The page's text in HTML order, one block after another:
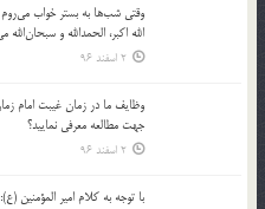
وقتي شب‌ها به بستر خواب مي‌روم
الله اكبر، الحمدالله و
2 اسفند 96
وظايف ما در زمان غيبت امام
جهت مطالعه معرفي نماييد؟
2 اسفند 96
با توجه به كلام امير المؤمنين